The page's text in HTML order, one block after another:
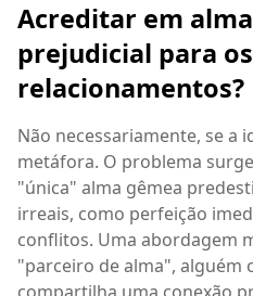
Acreditar em
prejudicial para os
relacionamentos?
Não necessariamente, se a
metáfora. O problema
"única" alma gêmea
irreais, como perfeição
conflitos. Uma abordagem
"parceiro de alma", alguém